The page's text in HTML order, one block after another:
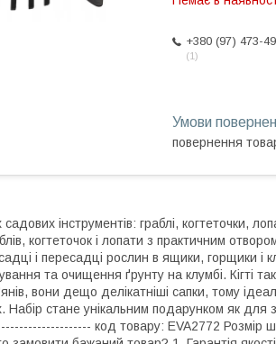
+380 (97) 473-
1
повернення
інструментів: граблі, когтеточки,
когтеточок і лопати з практичним
і пересадці рослин в ящики, горщики і
та очищення ґрунту на клумбі. Кігті
вони дещо делікатніші сапки, тому
Набір стане унікальним подарунком як для
код товару: EVA2772 Розмір